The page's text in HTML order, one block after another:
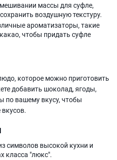
массы для суфле,
воздушную текстуру.
ароматизаторы, такие
чтобы придать суфле
которое можно приготовить
добавить шоколад, ягоды,
по вашему вкусу, чтобы
символов высокой кухни и
класса "люкс".